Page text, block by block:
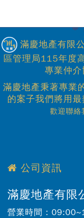
滿慶地產有限
區管理局115年度
專業仲
滿慶地產秉著專業
的案子我們將用最
歡迎聯
公司資訊
滿慶地產有限
營業時間：